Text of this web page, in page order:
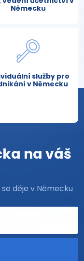
Německu
služby pro
v Německu
na váš
děje v Německu